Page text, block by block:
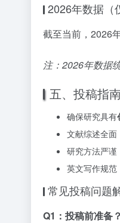
2026年数据（
截至当前，2026
注：2026年数据
五、投稿指南
确保研究具有
文献综述全
研究方法严谨
英文写作规
常见投稿问题
Q1：投稿前准备？